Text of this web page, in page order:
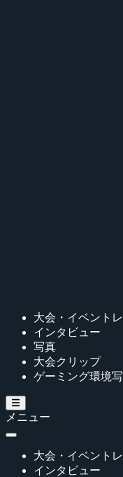
大会・イベント
インタビュー
写真
大会クリップ
ゲーミング環境
メニュー
大会・イベント
インタビュー